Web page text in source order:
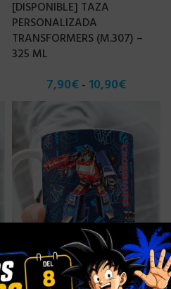
[DISPONIBLE] TAZA
PERSONALIZADA
TRANSFORMERS (M.307) –
325 ML
7,90€ - 10,90€
×